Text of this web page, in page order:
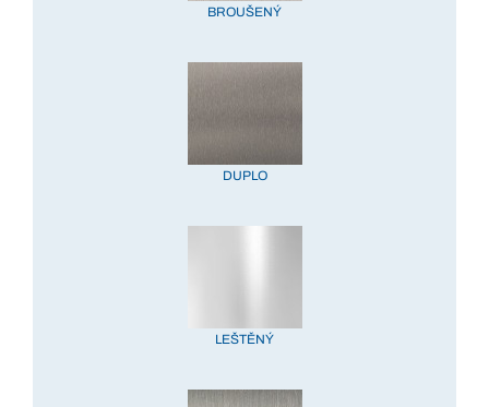
BROUŠENÝ
DUPLO
LEŠTĚNÝ